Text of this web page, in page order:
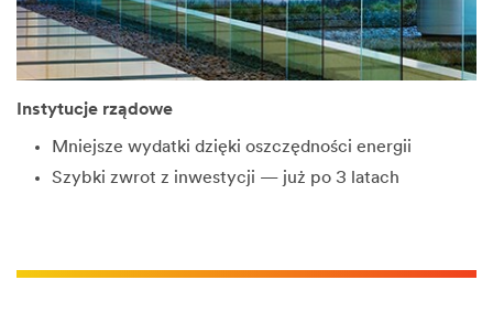
Instytucje rządowe
Mniejsze wydatki dzięki oszczędności energii
Szybki zwrot z inwestycji — już po 3 latach